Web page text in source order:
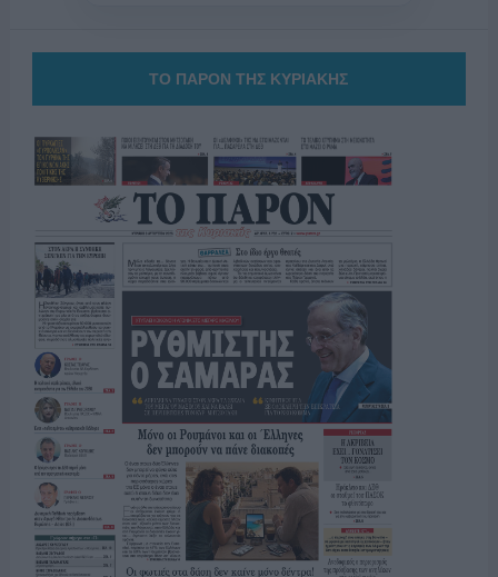
ΤΟ ΠΑΡΟΝ ΤΗΣ ΚΥΡΙΑΚΗΣ